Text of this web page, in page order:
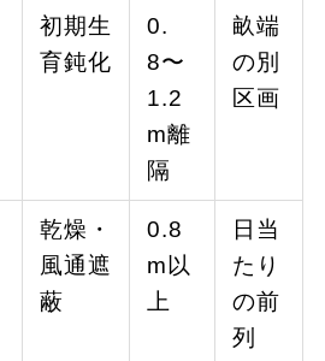
初期生
育鈍化
0.
8〜
1.2
m離
隔
畝端
の別
区画
乾燥・
風通遮
蔽
0.8
m以
上
日当
たり
の前
列